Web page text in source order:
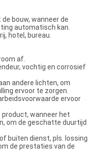
bouw, wanneer de
automatisch kan.
hotel, bureau.
af.
vochtig en corrosief
andere lichten, om
ervoor te zorgen.
ervoor
product, wanneer het
om de geschatte duurtijd
buiten dienst, pls. lossing
de prestaties van de